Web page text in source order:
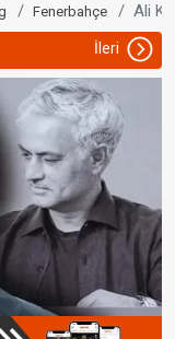
Fenerbahçe Ali
İleri